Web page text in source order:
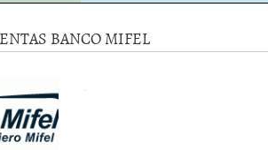
BANCO MIFEL